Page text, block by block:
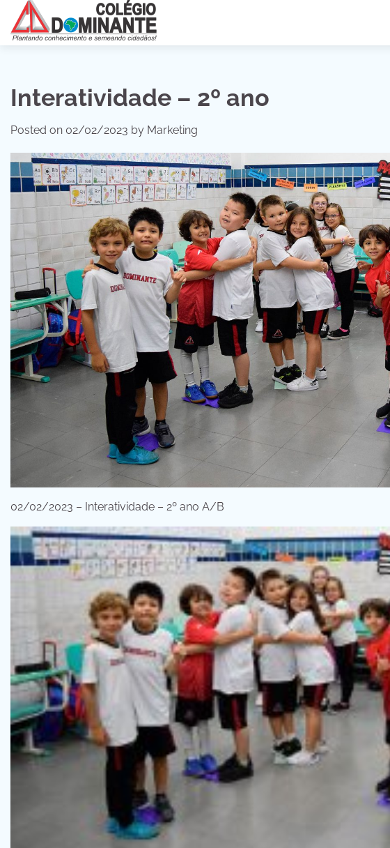
content
Interatividade – 2º ano
Posted on 02/02/2023 by Marketing
02/02/2023 – Interatividade – 2º ano A/B